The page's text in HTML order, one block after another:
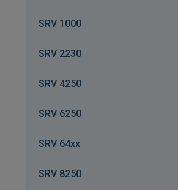
SRV 1000
SRV 2230
SRV 4250
SRV 6250
SRV 64xx
SRV 8250